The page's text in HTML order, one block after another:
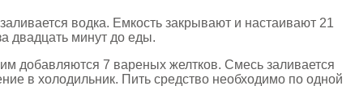
водка. Емкость закрывают и настаивают 21
двадцать минут до еды.
добавляются 7 вареных желтков. Смесь заливается
в холодильник. Пить средство необходимо по одной